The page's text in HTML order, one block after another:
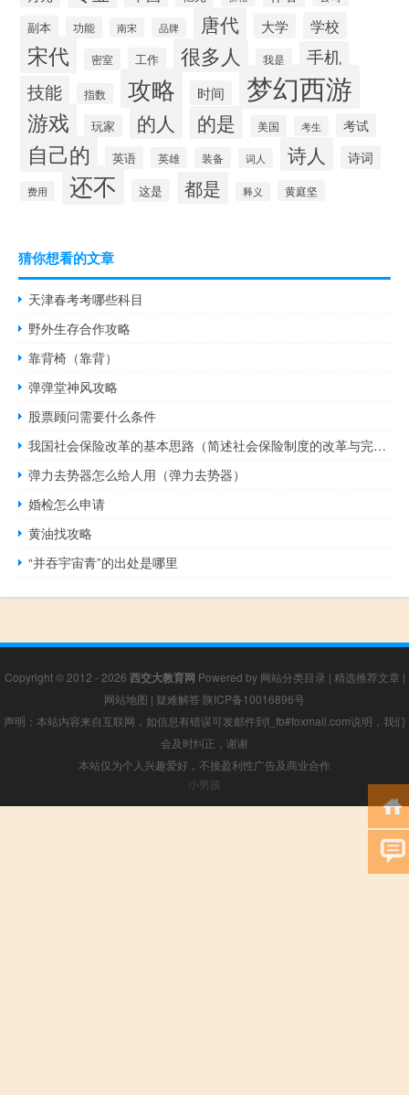
副本 功能 南宋 品牌 唐代 大学 学校
宋代 密室 工作 很多人 我是
手机
技能
指数 攻略 时间 梦幻西游
游戏 玩家 的人 的是 美国 考生 考试
自己的 英语 英雄 装备 词人 诗人 诗词
费用 还不 这是 都是 释义 黄庭坚
猜你想看的文章
天津春考考哪些科目
野外生存合作攻略
靠背椅（靠背）
弹弹堂神风攻略
股票顾问需要什么条件
我国社会保险改革的基本思路（简述社会保险制度的改革与完善的原则）
弹力去势器怎么给人用（弹力去势器）
婚检怎么申请
黄油找攻略
“并吞宇宙青”的出处是哪里
Copyright © 2012 - 2026 西交大教育网 Powered by 网站分类目录 | 精选推荐文章 |
网站地图 | 疑难解答 陕ICP备10016896号
声明：本站内容来自互联网，如信息有错误可发邮件到f_fb#foxmail.com说明，我们
会及时纠正，谢谢
本站仅为个人兴趣爱好，不接盈利性广告及商业合作
小男孩